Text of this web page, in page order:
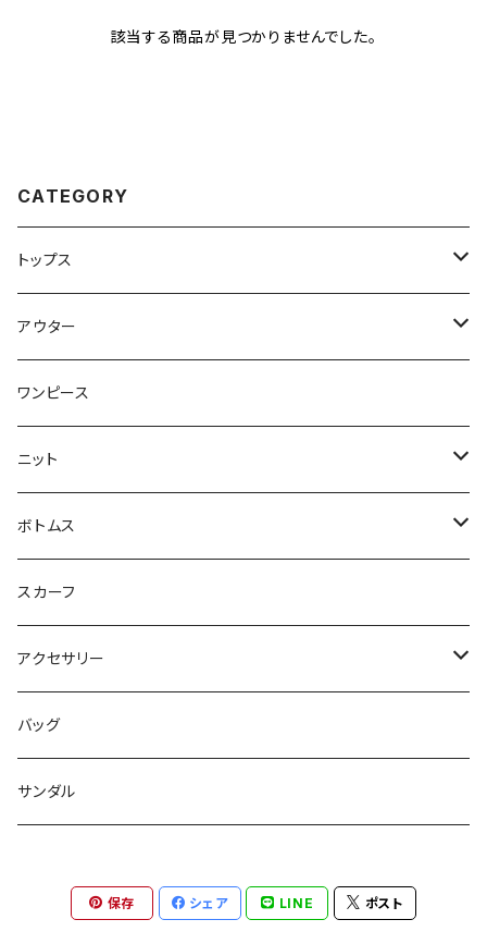
該当する商品が見つかりませんでした。
CATEGORY
トップス
トップス
ブラウス
Tシャツ
アウター
ジャケット
コート
ジレ
ブルゾン
ワンピース
ニット
ニット
カットソー
カーディガン
ジレ
ワンピース
ボトムス
スカート
パンツ
スカーフ
アクセサリー
ネックレス
バングル
スリッパ
バッグ
サンダル
保存 シェア LINE ポスト